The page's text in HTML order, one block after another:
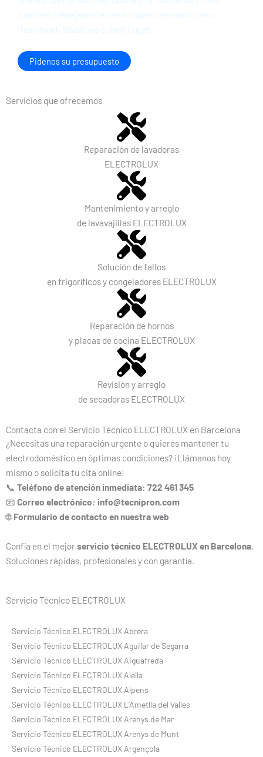
También trabajamos en municipios cercanos como
Hospitalet, Badalona o Sant Cugat.
Pidenos su presupuesto
Servicios que ofrecemos
Reparación de lavadoras
ELECTROLUX
Mantenimiento y arreglo
de lavavajillas ELECTROLUX
Solución de fallos
en frigoríficos y congeladores ELECTROLUX
Reparación de hornos
y placas de cocina ELECTROLUX
Revisión y arreglo
de secadoras ELECTROLUX
Contacta con el Servicio Técnico ELECTROLUX en Barcelona
¿Necesitas una reparación urgente o quieres mantener tu
electrodoméstico en óptimas condiciones? ¡Llámanos hoy
mismo o solicita tu cita online!
📞 Teléfono de atención inmediata: 722 461 345
📧 Correo electrónico: info@tecnipron.com
🌐Formulario de contacto en nuestra web
Confía en el mejorservicio técnico ELECTROLUX en Barcelona
Soluciones rápidas, profesionales y con garantía.
Servicio Técnico ELECTROLUX
Servicio Técnico ELECTROLUX Abrera
Servicio Técnico ELECTROLUX Aguilar de Segarra
Servicio Técnico ELECTROLUX Aiguafreda
Servicio Técnico ELECTROLUX Alella
Servicio Técnico ELECTROLUX Alpens
Servicio Técnico ELECTROLUX L’Ametlla del Vallès
Servicio Técnico ELECTROLUX Arenys de Mar
Servicio Técnico ELECTROLUX Arenys de Munt
Servicio Técnico ELECTROLUX Argençola